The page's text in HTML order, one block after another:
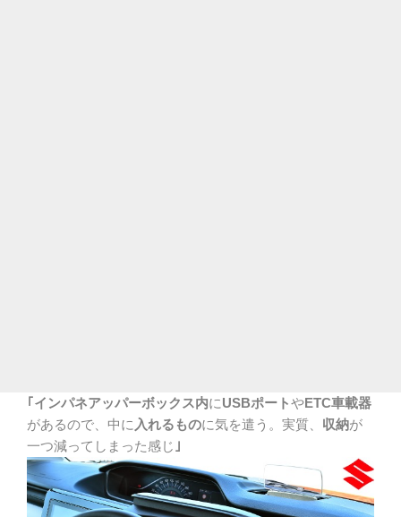
｢インパネアッパーボックス内にUSBポートやETC車載器
があるので、中に 入れるものに気を遣う。実質、 収納が
一つ減ってしまった感じ ｣